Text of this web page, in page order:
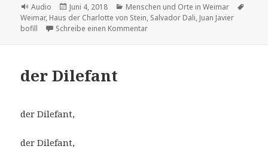
Format
Audio
Veröffentlicht
am
Juni 4, 2018 Kategorien
Menschen und Orte in Weimar
Weimar, Haus der Charlotte von Stein, Salvador Dali, Juan Javier
bofill
Schreibe einen Kommentarzu Juan Javier Bofill Pellicer (Teil 2)
der Dilefant
der Dilefant,
der Dilefant,